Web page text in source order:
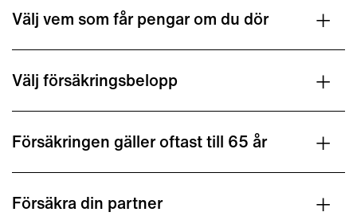
Välj vem som får pengar om du dör
Välj försäkringsbelopp
Försäkringen gäller oftast till 65 år
Försäkra din partner